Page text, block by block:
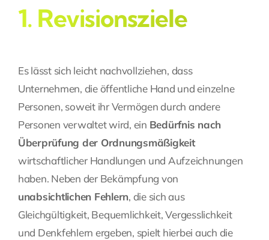
1. Revisionsziele
Es lässt sich leicht nachvollziehen, dass
Unternehmen, die öffentliche Hand und einzelne
Personen, soweit ihr Vermögen durch andere
Personen verwaltet wird, ein Bedürfnis nach
Überprüfung der Ordnungsmäßigkeit
wirtschaftlicher Handlungen und Aufzeichnungen
haben. Neben der Bekämpfung von
unabsichtlichen Fehlern, die sich aus
Gleichgültigkeit, Bequemlichkeit, Vergesslichkeit
und Denkfehlern ergeben, spielt hierbei auch die